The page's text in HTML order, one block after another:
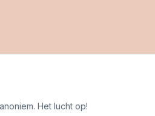
Het lucht op!